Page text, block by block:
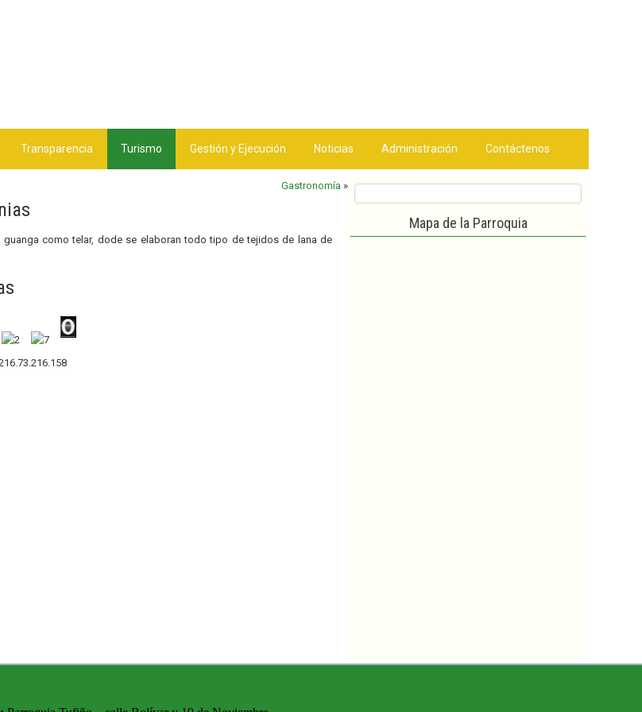
Transparencia Turismo Gestión y Ejecución Noticias Administración Contáctenos
Gastronomía »
como telar, dode se elaboran todo tipo de tejidos de lana de
Mapa de la Parroquia